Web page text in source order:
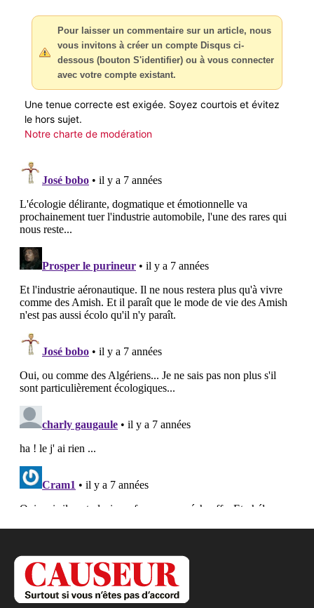
Pour laisser un commentaire sur un article, nous
vous invitons à créer un compte Disqus ci-
dessous (bouton S'identifier) ou à vous connecter
avec votre compte existant.
Une tenue correcte est exigée. Soyez courtois et évitez
le hors sujet.
Notre charte de modération